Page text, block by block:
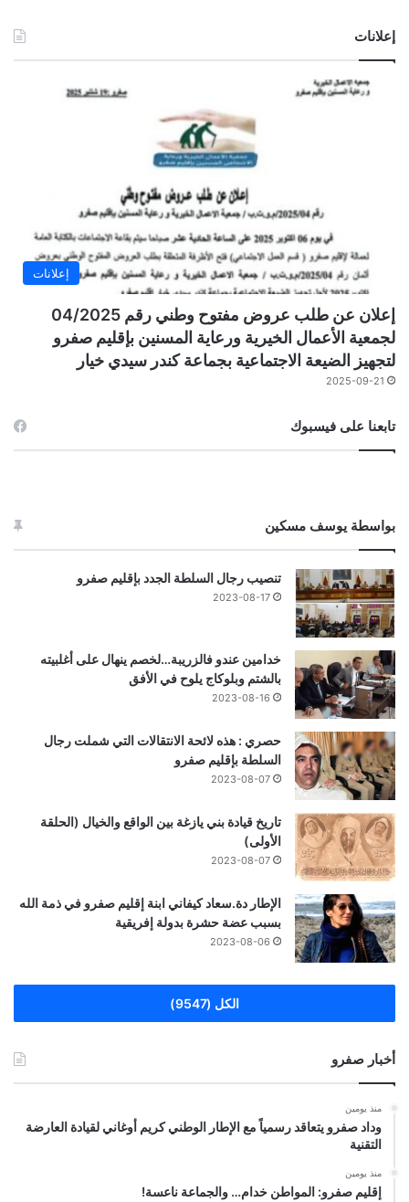
إعلانات
إعلانات
إعلان عن طلب عروض مفتوح وطني رقم 04/2025
لجمعية الأعمال الخيرية ورعاية المسنين بإقليم صفرو
لتجهيز الضيعة الاجتماعية بجماعة كندر سيدي خيار
2025-09-21
تابعنا على فيسبوك
بواسطة يوسف مسكين
تنصيب رجال السلطة الجدد بإقليم صفرو
2023-08-17
خدامين عندو فالزريبة…لخصم ينهال على أغلبيته
بالشتم وبلوكاج يلوح في الأفق
2023-08-16
حصري : هذه لائحة الانتقالات التي شملت رجال
السلطة بإقليم صفرو
2023-08-07
تاريخ قيادة بني يازغة بين الواقع والخيال (الحلقة
الأولى)
2023-08-07
الإطار دة.سعاد كيفاني ابنة إقليم صفرو في ذمة الله
بسبب عضة حشرة بدولة إفريقية
2023-08-06
الكل (9547)
أخبار صفرو
منذ يومين
وداد صفرو يتعاقد رسمياً مع الإطار الوطني كريم أوغاني لقيادة العارضة
التقنية
منذ يومين
إقليم صفرو: المواطن خدام… والجماعة ناعسة!